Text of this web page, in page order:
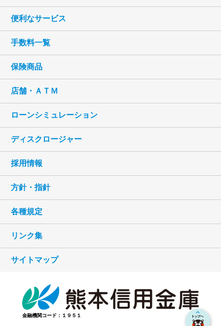
便利なサービス
手数料一覧
保険商品
店舗・ＡＴＭ
ローンシミュレーション
ディスクロージャー
採用情報
方針・指針
各種規定
リンク集
サイトマップ
金融機関コード：１９５１